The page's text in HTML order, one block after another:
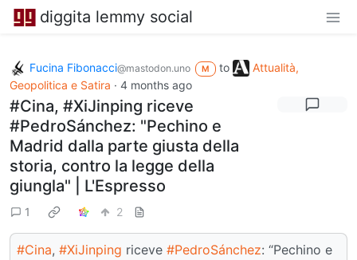
diggita lemmy social
Fucina Fibonacci@mastodon.uno M to
Attualità,
Geopolitica e Satira · 4 months ago
#Cina, #XiJinping riceve
#PedroSánchez: "Pechino e
Madrid dalla parte giusta della
storia, contro la legge della
giungla" | L'Espresso
1 2
#Cina, #XiJinping riceve #PedroSánchez: “Pechino e